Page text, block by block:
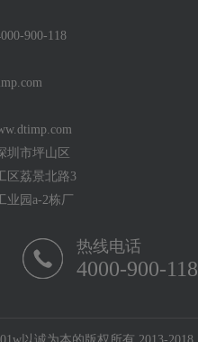
900-118
圳市坪山区
区荔景北路3
业园a-2栋厂
热线电话
4000-900-118